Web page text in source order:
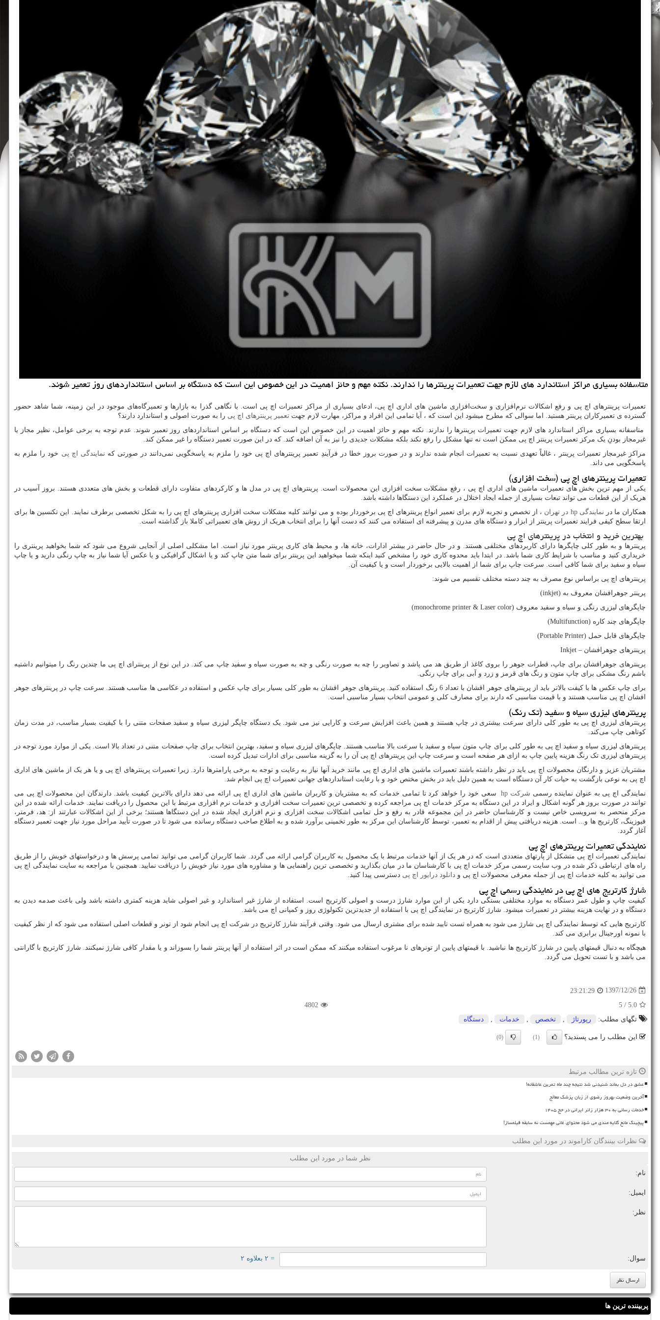
متاسفانه بسیاری مراكز استاندارد های لازم جهت تعمیرات پرینترها را ندارند. نكته مهم و حائز اهمیت در این خصوص این است كه دستگاه بر اساس استانداردهای روز تعمیر شوند.
تعمیرات پرینترهای اچ پی و رفع اشکالات نرم‌افزاری و سخت‌افزاری ماشین های اداری اچ پی، ادعای بسیاری از مراکز تعمیرات اچ پی است. با نگاهی گذرا به بازارها و تعمیرگاه‌های موجود در این زمینه، شما شاهد حضور
گسترده ی تعمیرکاران پرینتر هستید. اما سوالی که مطرح میشود این است که ، آیا تمامی این افراد و مراکز، مهارت لازم جهت تعمیر پرینترهای اچ پی را به صورت اصولی و استاندارد دارند؟
متاسفانه بسیاری مراکز استاندارد های لازم جهت تعمیرات پرینترها را ندارند. نکته مهم و حائز اهمیت در این خصوص این است که دستگاه بر اساس استانداردهای روز تعمیر شوند. عدم توجه به برخی عوامل، نظیر مجاز یا
غیرمجاز بودنِ یک مرکز تعمیرات پرینتر اچ پی ممکن است نه تنها مشکل را رفع نکند بلکه مشکلات جدیدی را نیز به آن اضافه کند. که در این صورت تعمیر دستگاه را غیر ممکن کند.
مراکز غیرمجاز تعمیرات پرینتر ، غالباً تعهدی نسبت به تعمیرات انجام شده ندارند و در صورت بروز خطا در فرآیندِ تعمیر پرینترهای اچ پی خود را ملزم به پاسخگویی نمی‌دانند در صورتی که نمایندگی اچ پی خود را ملزم به
پاسخگویی می داند.
تعمیرات پرینترهای اچ پی (سخت افزاری)
یکی از مهم ترین بخش های تعمیرات ماشین های اداری اچ پی ، رفع مشکلات سخت افزاری این محصولات است. پرینترهای اچ پی در مدل ها و کارکردهای متفاوت دارای قطعات و بخش های متعددی هستند. بروز آسیب در
هریک از این قطعات می تواند تبعات بسیاری از جمله ایجاد اختلال در عملکرد این دستگاها داشته باشد.
همکاران ما در نمایندگیhp در تهران ، از تخصص و تجربه لازم برای تعمیر انواع پرینترهای اچ پی برخوردار بوده و می توانند کلیه مشکلات سخت افزاری پرینترهای اچ پی را به شکل تخصصی برطرف نمایند. این تکنسین ها برای
ارتقا سطح کیفی فرایند تعمیرات پرینتر از ابزار و دستگاه های مدرن و پیشرفته ای استفاده می کنند که دست آنها را برای انتخاب هریک از روش های تعمیراتی کاملا باز گذاشته است.
بهترین خرید و انتخاب در پرینترهای اچ پی
پرینترها و به طور کلی چاپگرها دارای کاربردهای مختلفی هستند. و در حال حاضر در بیشتر ادارات، خانه ها، و محیط های کاری پرینتر مورد نیاز است. اما مشکلی اصلی از آنجایی شروع می شود که شما بخواهید پرینتری را
خریداری کنید و مناسب با شرایط کاری شما باشد. در ابتدا باید محدوه کاری خود را مشخص کنید اینکه شما میخواهید این پرینتر برای شما متن چاپ کند و یا اشکال گرافیکی و یا عکس آیا شما نیاز به چاپ رنگی دارید و یا چاپ
سیاه و سفید برای شما کافی است. سرعت چاپ برای شما از اهمیت بالایی برخوردار است و یا کیفیت آن.
پرینترهای اچ پی براساس نوع مصرف به چند دسته مختلف تقسیم می شوند:
پرینتر جوهرافشان معروف به (inkjet
)
چاپگرهای لیزری رنگی و سیاه و سفید معروف (monochrome printer & Laser color
)
چاپگرهای چند کاره (Multifunction
)
چاپگرهای قابل حمل (Portable Printer
)
پرینترهای جوهرافشان – Inkjet
پرینترهای جوهرافشان برای چاپ، قطرات جوهر را بروی کاغذ از طریق هد می پاشد و تصاویر را چه به صورت رنگی و چه به صورت سیاه و سفید چاپ می کند. در این نوع از پرینترای اچ پی ما چندین رنگ را میتوانیم داشتیه
باشم رنگ مشکی برای چاپ متون و رنگ های قرمز و زرد و آبی برای چاپ رنگی.
برای چاپ عکس ها با کیفت بالاتر باید از پرینترهای جوهر افشان با تعداد 6 رنگ استفاده کنید. پرینترهای جوهر افشان به طور کلی بسیار برای چاپ عکس و استفاده در عکاسی ها مناسب هستند. سرعت چاپ در پرینترهای جوهر
افشان اچ پی مناسب هستند و با قیمت مناسبی که دارند برای مصارف کلی و عمومی انتخاب بسیار مناسبی است.
پرینترهای لیزری سیاه و سفید (تک رنگ)
پرینترهای لیزری اچ پی به طور کلی دارای سرعت بیشتری در چاپ هستند و همین باعث افزایش سرعت و کارایی نیز می شود. یک دستگاه چاپگر لیزری سیاه و سفید صفحات متنی را با کیفیت بسیار مناسب، در مدت زمان
کوتاهی چاپ می‌کند.
پرینترهای لیزری سیاه و سفید اچ پی به طور کلی برای چاپ متون سیاه و سفید با سرعت بالا مناسب هستند. چاپگرهای لیزری سیاه و سفید، بهترین انتخاب برای چاپ صفحات متنی در تعداد بالا است. یکی از موارد مورد توجه در
پرینترهای لیزری تک رنگ هزینه پایین چاپ به ازای هر صفحه است و سرعت چاپ این پرینترهای اچ پی آن را به گزینه مناسبی برای ادارات تبدیل کرده است.
مشتریان عزیز و دارنگان محصولات اچ پی باید در نظر داشته باشند تعمیرات ماشین های اداری اچ پی مانند خرید آنها نیاز به رعایت و توجه به برخی پارامترها دارد. زیرا تعمیرات پرینترهای اچ پی و یا هر یک از ماشین های اداری
اچ پی به نوعی بازگشت به حیات کار آن دستگاه است به همین دلیل باید در بخش مختص خود و با رعایت استانداردهای جهانی تعمیرات اچ پی انجام شد.
نمایندگی اچ پی به عنوان نماینده رسمی شرکت hpسعی خود را خواهد کرد تا تمامی خدمات که به مشتریان و کاربران ماشین های اداری اچ پی ارائه می دهد دارای بالاترین کیفیت باشد. دارندگان این محصولات اچ پی می
توانند در صورت بروز هر گونه اشکال و ایراد در این دستگاه به مرکز خدمات اچ پی مراجعه کرده و تخصصی ترین تعمیرات سخت افزاری و خدمات نرم افزاری مرتبط با این محصول را دریافت نمایند. خدمات ارائه شده در این
مرکز منحصر به سرویسی خاص نیست و کارشناسان حاضر در این مجموعه قادر به رفع و حل تمامی اشکالات سخت افزاری و نرم افزاری ایجاد شده در این دستگاها هستند؛ برخی از این اشکالات عبارتند از: هد، فرمتر،
فیوزینگ، کارتریج ها و... است. هزینه دریافتی پیش از اقدام به تعمیر، توسط کارشناسان این مرکز به طور تخمینی برآورد شده و به اطلاع صاحب دستگاه رسانده می شود تا در صورت تأیید مراحل مورد نیاز جهت تعمیر دستگاه
آغاز گردد.
نمایندگی تعمیرات پرینترهای اچ پی
نمایندگی تعمیرات اچ پی متشکل از پارتهای متعددی است که در هر یک از آنها خدمات مرتبط با یک محصول به کاربران گرامی ارائه می گردد. شما کاربران گرامی می توانید تمامی پرسش ها و درخواستهای خویش را از طریق
راه های ارتباطی ذکر شده در وب سایت رسمی مرکز خدمات اچ پی با کارشناسان ما در میان بگذارید و تخصصی ترین راهنمایی ها و مشاوره های مورد نیاز خویش را دریافت نمایید. همچنین با مراجعه به سایت نمایندگی اچ پی
می توانید به کلیه خدمات اچ پی از جمله معرفی محصولات اچ پی و دانلود درایور اچ پی دسترسی پیدا کنید.
شارژ کارتریج های اچ پی در نمایندگی رسمی اچ پی
کیفیت چاپ و طول عمر دستگاه به موارد مختلفی بستگی دارد یکی از این موارد شارژ درست و اصولی کارتریج است. استفاده از شارژ غیر استاندارد و غیر اصولی شاید هزینه کمتری داشته باشد ولی باعث صدمه دیدن به
دستگاه و در نهایت هزینه بیشتر در تعمیرات میشود. شارژ کارتریج در نمایندگی اچ پی با استفاده از جدیدترین تکنولوژی روز و کمپانی اچ می باشد.
کارتریج هایی که توسط نمایندگی اچ پی شارژ می شود به همراه تست تایید شده برای مشتری ارسال می شود. وقتی فرآیند شارژ کارتریج در شرکت اچ پی انجام شود از تونر و قطعات اصلی استفاده می شود که از نظر کیفیت
با نمونه اورجینال برابری می کند.
هیچگاه به دنبال قیمتهای پایین در شارژ کارتریج ها نباشید. با قیمتهای پایین از تونرهای نا مرغوب استفاده میکنند که ممکن است در اثر استفاده از آنها پرینتر شما را بسوزاند و یا مقدار کافی شارژ نمیکنند. شارژ کارتریج با گارانتی
می باشد و با تست تحویل می گردد.
1397/12/26
23:21:29
5.0
/ 5
4802
تگهای مطلب:
رپورتاژ تخصص خدمات دستگاه
این مطلب را می پسندید؟ (1)
(0)
تازه ترین مطالب مرتبط
عشق در دل بماند شنیدنی شد نتیجه چند ماه تمرین عاشقانه!
آخرین وضعیت بهروز رضوی از زبان پزشک معالج
خدمات رسانی به ۳۰ هزار زائر ایرانی در حج ۱۴۰۵
پیچینگ مانع گلایه مندی می شود محتوای غائی مهمست نه سابقه فیلمساز!
نظرات بینندگان کاراموند در مورد این مطلب
نظر شما در مورد این مطلب
نام:
ایمیل:
نظر:
سوال: = ۲ بعلاوه ۲
پربیننده ترین ها